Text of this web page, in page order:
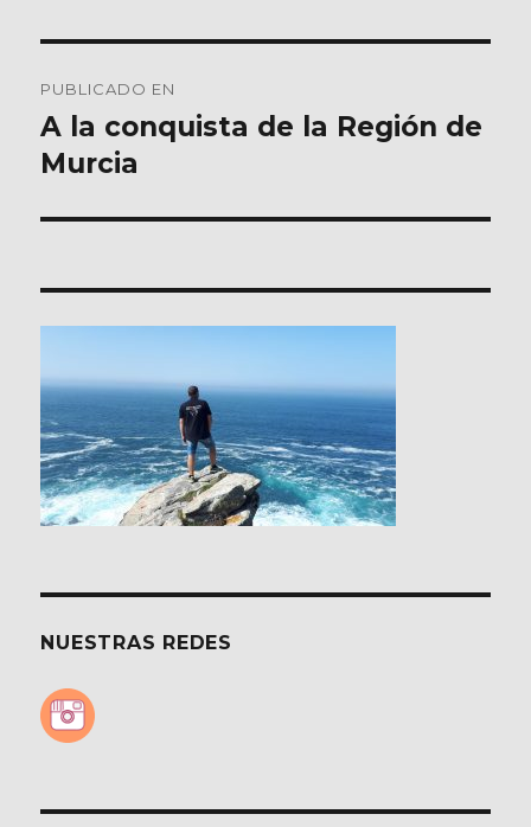
de
entradas
PUBLICADO EN
A la conquista de la Región de
Murcia
NUESTRAS REDES